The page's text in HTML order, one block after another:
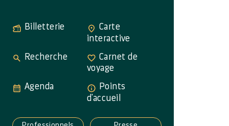
Billetterie
Carte
interactive
Recherche
Carnet de
voyage
Agenda
Points
d'accueil